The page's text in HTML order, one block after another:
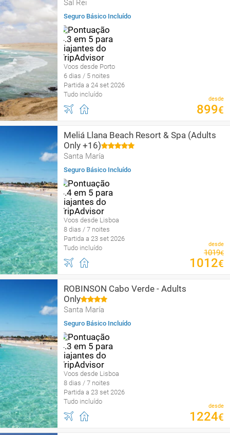
Sal Rei
Seguro Básico Incluído
Voos desde Porto
6 dias / 5 noites
Partida a 24 set 2026
Tudo incluído
desde
899€
Meliá Llana Beach Resort & Spa (Adults
Only +16)
Santa María
Seguro Básico Incluído
Voos desde Lisboa
8 dias / 7 noites
Partida a 23 set 2026
Tudo incluído
desde
1019€
1012€
ROBINSON Cabo Verde - Adults
Only
Santa María
Seguro Básico Incluído
Voos desde Lisboa
8 dias / 7 noites
Partida a 23 set 2026
Tudo incluído
desde
1224€